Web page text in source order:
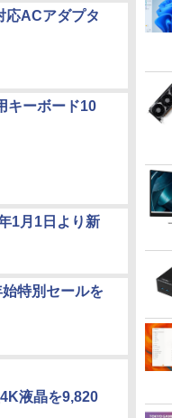
応ACアダプタ
キーボード10
1月1日より新
特別セールを
液晶を9,820